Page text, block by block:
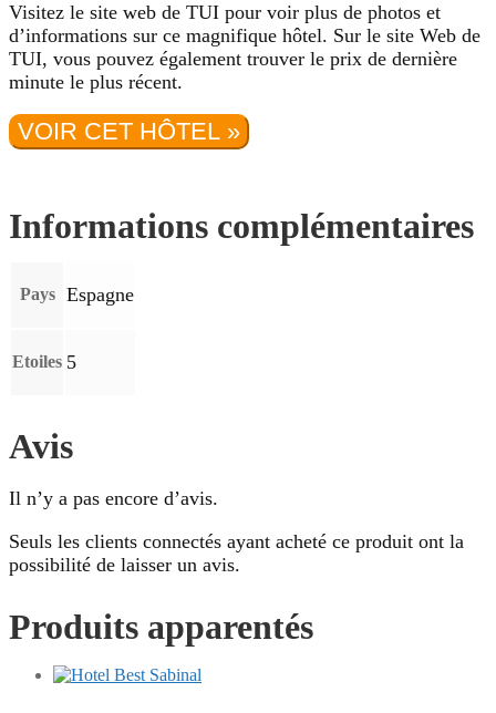
Visitez le site web de TUI pour voir plus de photos et
d’informations sur ce magnifique hôtel. Sur le site Web de
TUI, vous pouvez également trouver le prix de dernière
minute le plus récent.
VOIR CET HÔTEL »
Informations complémentaires
Pays Espagne
Etoiles 5
Avis
Il n’y a pas encore d’avis.
Seuls les clients connectés ayant acheté ce produit ont la
possibilité de laisser un avis.
Produits apparentés